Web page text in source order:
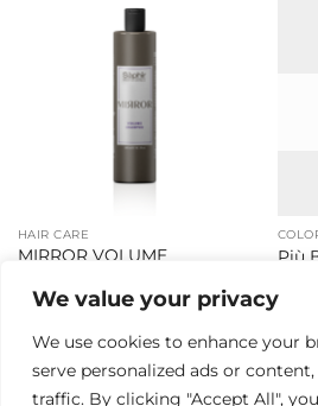
We value your privacy
We use cookies to enhance your
serve personalized ads or
traffic. By clicking "Accept All",
HAIR CARE
MIRROR VOLUME
15.50
Più